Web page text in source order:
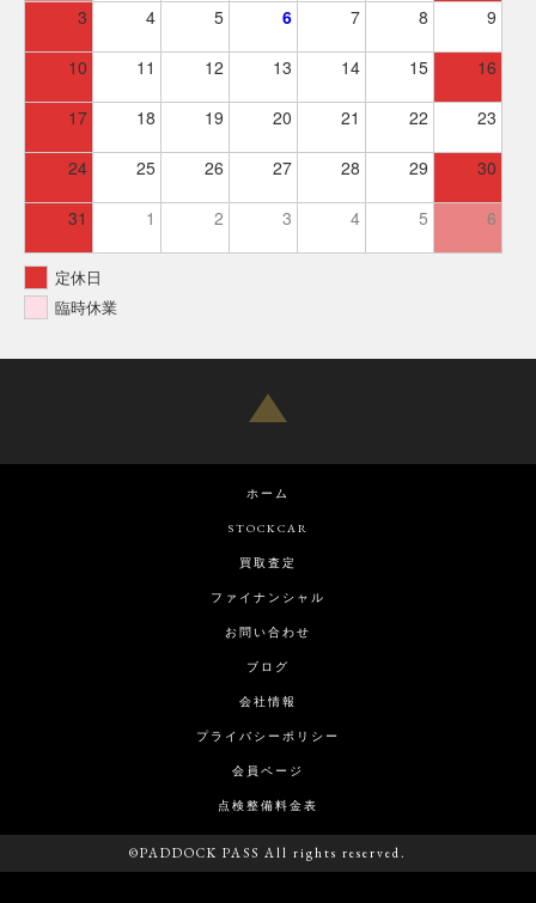
3 4 5 6 7 8 9
10 11 12 13 14 15 16
17 18 19 20 21 22 23
24 25 26 27 28 29 30
31 1 2 3 4 5 6
定休日
臨時休業
ホーム
STOCKCAR
買取査定
ファイナンシャル
お問い合わせ
ブログ
会社情報
プライバシーポリシー
会員ページ
点検整備料金表
©PADDOCK PASS All rights reserved.